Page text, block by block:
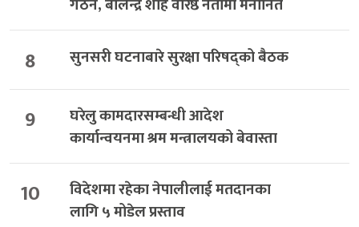
गठन, बालेन्द्र शाह वरिष्ठ नेतामा मनोनित
8 सुनसरी घटनाबारे सुरक्षा परिषद्को बैठक
9
घरेलु कामदारसम्बन्धी आदेश
कार्यान्वयनमा श्रम मन्त्रालयको बेवास्ता
10
विदेशमा रहेका नेपालीलाई मतदानका
लागि ५ मोडेल प्रस्ताव